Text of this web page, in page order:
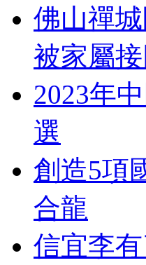
佛山禪
被家屬接
2023年
選
創造5項
合龍
信宜李有